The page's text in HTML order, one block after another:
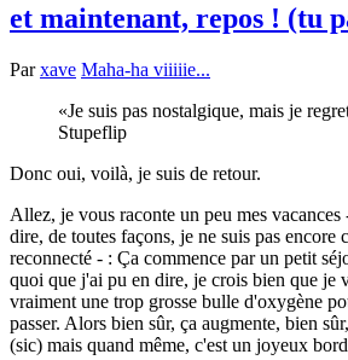
et maintenant, repos ! (tu
Parxave Maha-ha viiiiie...
Je suis pas nostalgique, mais je
Stupeflip
Donc oui, voilà, je suis de retour.
Allez, je vous raconte un peu mes vacances
dire, de toutes façons, je ne suis pas encore
reconnecté - : Ça commence par un petit
quoi que j'ai pu en dire, je crois bien que je
vraiment une trop grosse bulle d'oxygène
passer. Alors bien sûr, ça augmente, bien
(sic) mais quand même, c'est un joyeux